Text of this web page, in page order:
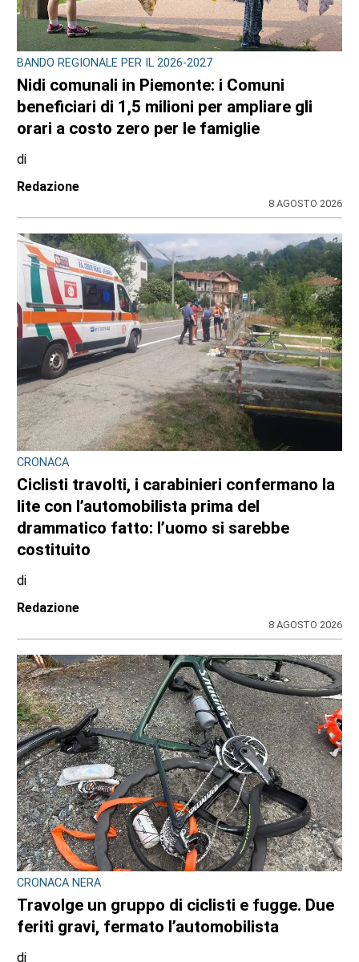
BANDO REGIONALE PER IL 2026-2027
Nidi comunali in Piemonte: i Comuni
beneficiari di 1,5 milioni per ampliare gli
orari a costo zero per le famiglie
di
Redazione
8 AGOSTO 2026
CRONACA
Ciclisti travolti, i carabinieri confermano la
lite con l’automobilista prima del
drammatico fatto: l’uomo si sarebbe
costituito
di
Redazione
8 AGOSTO 2026
CRONACA NERA
Travolge un gruppo di ciclisti e fugge. Due
feriti gravi, fermato l’automobilista
di